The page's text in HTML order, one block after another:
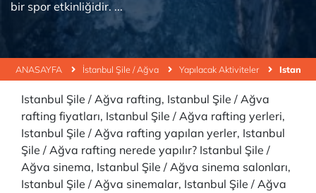
ANASAYFA İstanbul Şile / Ağva Yapılacak Aktiviteler
bir spor etkinliğidir. ...
Istanbul Şile / Ağva rafting, Istanbul Şile / Ağva
rafting fiyatları, Istanbul Şile / Ağva rafting yerleri,
Istanbul Şile / Ağva rafting yapılan yerler, Istanbul
Şile / Ağva rafting nerede yapılır? Istanbul Şile /
Ağva sinema, Istanbul Şile / Ağva sinema salonları,
Istanbul Şile / Ağva sinemalar, Istanbul Şile / Ağva